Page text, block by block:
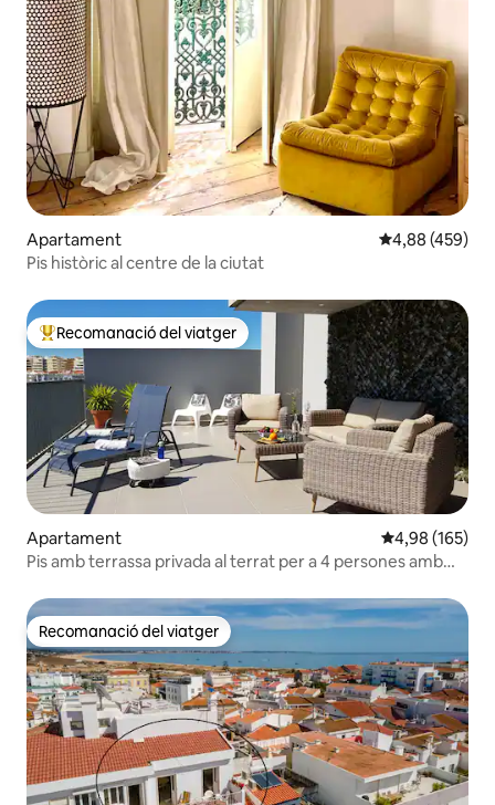
Apartament 4,88 de
4,88 (459)
Pis històric al centre de la ciutat
Principals recomanacions dels viatgers
Recomanació del viatger
Apartament 4,98 de
4,98 (165)
Pis amb terrassa privada al terrat per a 4 persones amb
Recomanació del viatger
Recomanació del viatger